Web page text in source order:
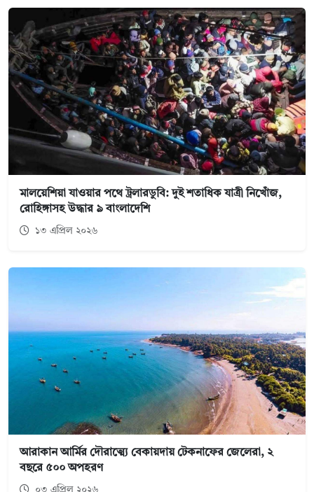
মালয়েশিয়া যাওয়ার পথে ট্রলারডুবি: দুই শতাধিক যাত্রী নিখোঁজ,
রোহিঙ্গাসহ উদ্ধার ৯ বাংলাদেশি
১৩ এপ্রিল ২০২৬
আরাকান আর্মির দৌরাত্ম্যে বেকায়দায় টেকনাফের জেলেরা, ২
বছরে ৫০০ অপহরণ
০৩ এপ্রিল ২০২৬